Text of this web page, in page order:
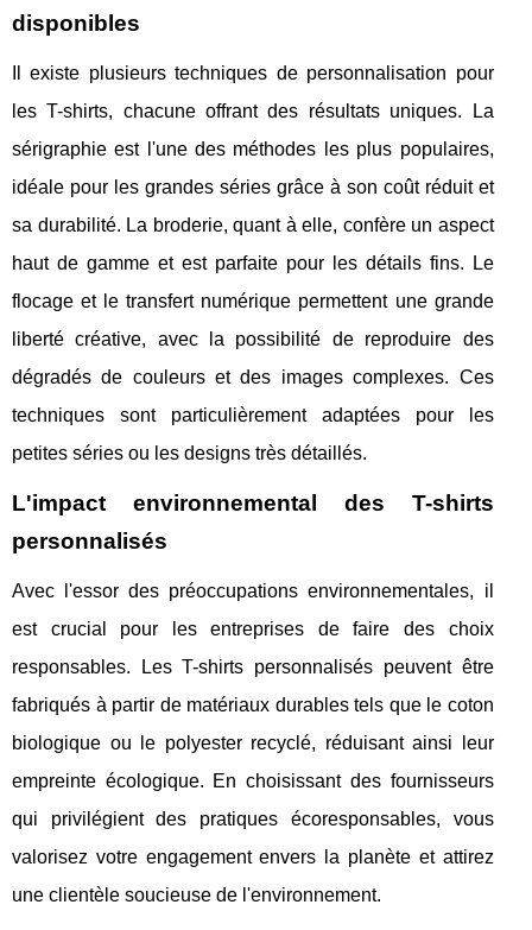
disponibles
Il existe plusieurs techniques de personnalisation pour
les T-shirts, chacune offrant des résultats uniques. La
sérigraphie est l'une des méthodes les plus populaires,
idéale pour les grandes séries grâce à son coût réduit et
sa durabilité. La broderie, quant à elle, confère un aspect
haut de gamme et est parfaite pour les détails fins. Le
flocage et le transfert numérique permettent une grande
liberté créative, avec la possibilité de reproduire des
dégradés de couleurs et des images complexes. Ces
techniques sont particulièrement adaptées pour les
petites séries ou les designs très détaillés.
L'impact environnemental des T-shirts
personnalisés
Avec l'essor des préoccupations environnementales, il
est crucial pour les entreprises de faire des choix
responsables. Les T-shirts personnalisés peuvent être
fabriqués à partir de matériaux durables tels que le coton
biologique ou le polyester recyclé, réduisant ainsi leur
empreinte écologique. En choisissant des fournisseurs
qui privilégient des pratiques écoresponsables, vous
valorisez votre engagement envers la planète et attirez
une clientèle soucieuse de l'environnement.